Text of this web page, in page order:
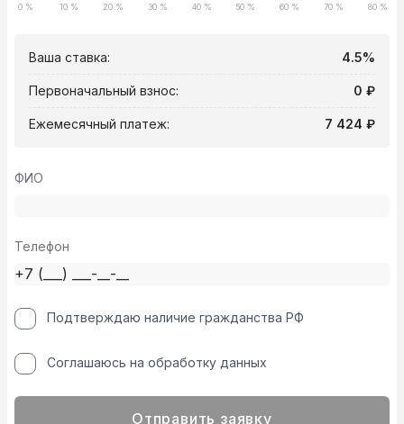
0 % 10 % 20 % 30 % 40 % 50 % 60 % 70 % 80 %
Ваша ставка: 4.5%
Первоначальный взнос: 0 ₽
Ежемесячный платеж: 7 424 ₽
ФИО
Телефон
Подтверждаю наличие гражданства РФ
Соглашаюсь на обработку данных
Отправить заявку